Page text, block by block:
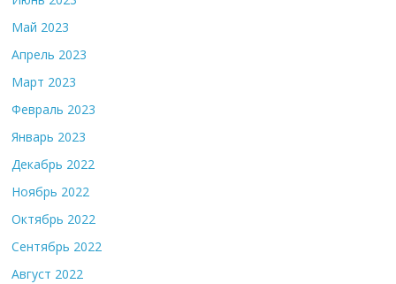
Май 2023
Апрель 2023
Март 2023
Февраль 2023
Январь 2023
Декабрь 2022
Ноябрь 2022
Октябрь 2022
Сентябрь 2022
Август 2022